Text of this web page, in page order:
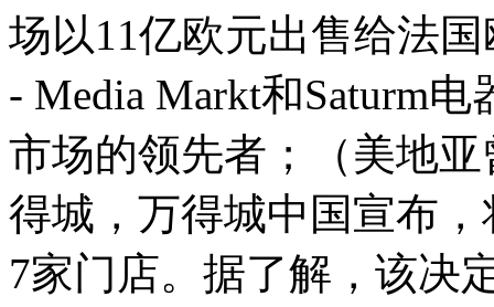
场以11亿欧元出售给法
- Media Markt和Saturm
市场的领先者；（美地
得城，万得城中国宣布
7家门店。据了解，该决